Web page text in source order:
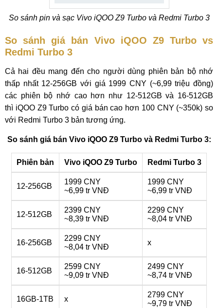
So sánh pin và sạc Vivo iQOO Z9 Turbo và Redmi Turbo 3
So sánh giá bán Vivo iQOO Z9 Turbo vs
Redmi Turbo 3
Cả hai đều mang đến cho người dùng phiên bản bộ nhớ
thấp nhất 12-256GB với giá 1999 CNY (~6,99 triệu đồng)
các phiên bộ nhớ cao hơn như 12-512GB và 16-512GB
thì iQOO Z9 Turbo có giá bán cao hơn 100 CNY (~350k) so
với Redmi Turbo 3 bản tương ứng.
So sánh giá bán Vivo iQOO Z9 Turbo và Redmi Turbo 3:
Phiên bản Vivo iQOO Z9 Turbo Redmi Turbo 3
12-256GB
1999 CNY
~6,99 tr VNĐ
1999 CNY
~6,99 tr VNĐ
12-512GB
2399 CNY
~8,39 tr VNĐ
2299 CNY
~8,04 tr VNĐ
16-256GB
2299 CNY
~8,04 tr VNĐ
x
16-512GB
2599 CNY
~9,09 tr VNĐ
2499 CNY
~8,74 tr VNĐ
16GB-1TB x
2799 CNY
~9,79 tr VNĐ